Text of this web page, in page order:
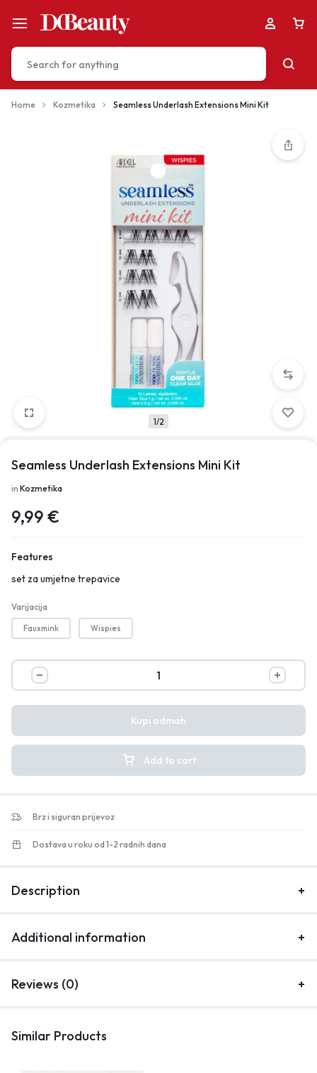
Don't miss out on great deals! Start shopping or
Sign in to view products added.
Shop What's New
Sign in
Home Kozmetika Seamless Underlash Extensions Mini Kit
1/2
Seamless Underlash Extensions Mini Kit
in Kozmetika
9,99 €
Features
set za umjetne trepavice
Varijacija
Fauxmink Wispies
Add to cart
Kupi odmah
Brz i siguran prijevoz
Dostava u roku od 1-2 radnih dana
Description
Additional information
Reviews (0)
Similar Products